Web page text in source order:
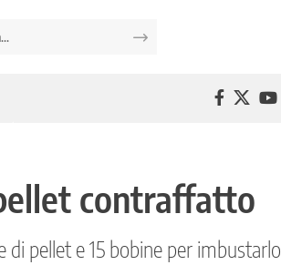
contraffatto
pellet e 15 bobine per imbustarlo